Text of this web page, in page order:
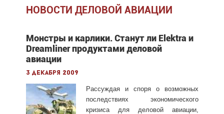
НОВОСТИ ДЕЛОВОЙ АВИАЦИИ
Монстры и карлики. Станут ли Elektra и
Dreamliner продуктами деловой
авиации
3 декабря 2009
Рассуждая и споря о возможных
последствиях экономического
кризиса для деловой авиации,